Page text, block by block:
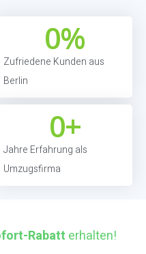
Zufriedene Kunden aus
Berlin
0%
Jahre Erfahrung als
Umzugsfirma
0+
Rabatt erhalten!